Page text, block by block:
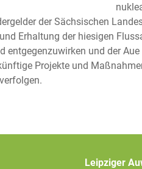
der Sächsischen
Erhaltung der hiesigen
entgegenzuwirken und der
Projekte und
Leipziger